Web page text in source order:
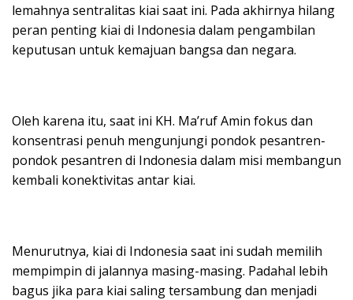
lemahnya sentralitas kiai saat ini. Pada akhirnya hilang
peran penting kiai di Indonesia dalam pengambilan
keputusan untuk kemajuan bangsa dan negara.
Oleh karena itu, saat ini KH. Ma’ruf Amin fokus dan
konsentrasi penuh mengunjungi pondok pesantren-
pondok pesantren di Indonesia dalam misi membangun
kembali konektivitas antar kiai.
Menurutnya, kiai di Indonesia saat ini sudah memilih
mempimpin di jalannya masing-masing. Padahal lebih
bagus jika para kiai saling tersambung dan menjadi